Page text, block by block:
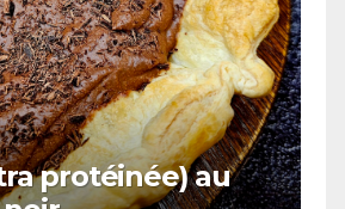
protéinée) au